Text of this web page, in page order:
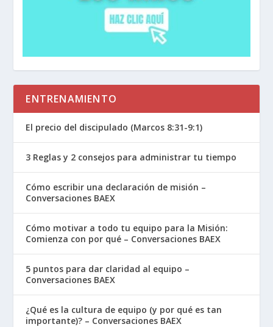
Romanos 9:15-16 (NTV)Pues Dios le dijo a
Moisés: «Tendré misericordia de quien yo
quiera tener misericordia, y mostraré
de Dios no depende de nuestro deseo ni de
nuestro esfuerzo, sino de la misericordia de
Dios.
nos llamó para vivir una vida santa. No lo hizo
su plan desde antes del comienzo del tiempo.
Expiación Limitada(L – Limited Atonement):
Cristo muriósolo por los elegidos, no por toda
la humanidad. Su sacrificio en la cruz asegura la
salvación de aquellos que Dios ha predestinado
ENTRENAMIENTO
El precio del discipulado (Marcos 8:31-9:1)
3 Reglas y 2 consejos para administrar tu tiempo
Cómo escribir una declaración de misión –
Conversaciones BAEX
Cómo motivar a todo tu equipo para la Misión:
Comienza con por qué – Conversaciones BAEX
5 puntos para dar claridad al equipo –
Conversaciones BAEX
¿Qué es la cultura de equipo (y por qué es tan
importante)? – Conversaciones BAEX